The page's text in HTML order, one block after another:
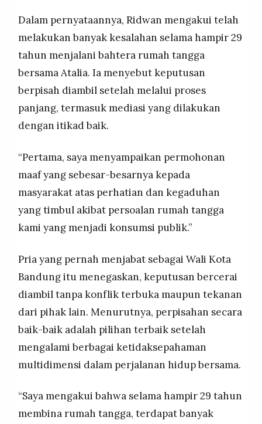
Resolusi.co
2026
RESOLUSI
MEDIA
PRAMUDITA
Dalam pernyataannya, Ridwan mengakui telah
melakukan banyak kesalahan selama hampir 29
tahun menjalani bahtera rumah tangga
bersama Atalia. Ia menyebut keputusan
berpisah diambil setelah melalui proses
panjang, termasuk mediasi yang dilakukan
dengan itikad baik.
“Pertama, saya menyampaikan permohonan
maaf yang sebesar-besarnya kepada
masyarakat atas perhatian dan kegaduhan
yang timbul akibat persoalan rumah tangga
kami yang menjadi konsumsi publik.”
Pria yang pernah menjabat sebagai Wali Kota
Bandung itu menegaskan, keputusan bercerai
diambil tanpa konflik terbuka maupun tekanan
dari pihak lain. Menurutnya, perpisahan secara
baik-baik adalah pilihan terbaik setelah
mengalami berbagai ketidaksepahaman
multidimensi dalam perjalanan hidup bersama.
“Saya mengakui bahwa selama hampir 29 tahun
membina rumah tangga, terdapat banyak